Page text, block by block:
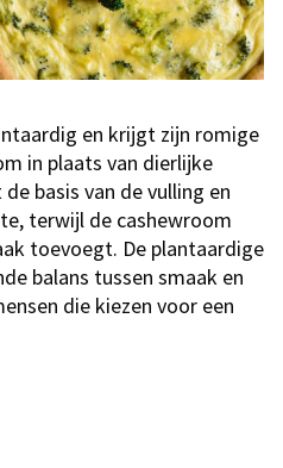
en krijgt zijn romige
in plaats van dierlijke
basis van de vulling en
terwijl de cashewroom
toevoegt. De plantaardige
balans tussen smaak en
die kiezen voor een